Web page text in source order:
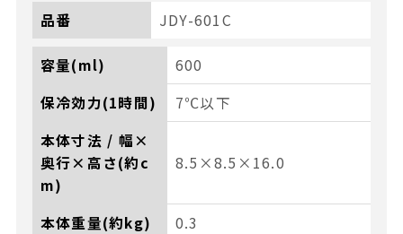
品番 JDY-601C
容量(ml)
600
保冷効力(1時間)
7℃以下
本体寸法 / 幅×
奥行×高さ(約c
m)
8.5×8.5×16.0
本体重量(約kg) 0.3